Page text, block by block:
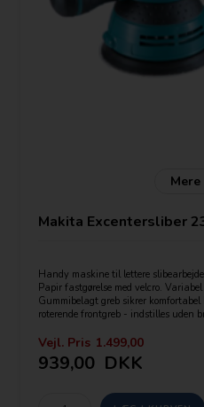
Makita Excentersliber
Handy maskine til lettere
Papir fastgørelse med velcro.
Gummibelagt greb sikrer
roterende frontgreb - indstilles uden
Vejl. Pris 1.499,00
939,00 DKK